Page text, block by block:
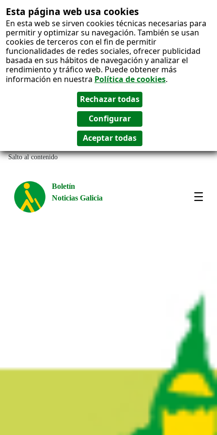
Esta página web usa cookies
En esta web se sirven cookies técnicas necesarias para
permitir y optimizar su navegación. También se usan
cookies de terceros con el fin de permitir
funcionalidades de redes sociales, ofrecer publicidad
basada en sus hábitos de navegación y analizar el
rendimiento y tráfico web. Puede obtener más
información en nuestra Política de cookies.
Salto al contenido
Boletín
Noticias Galicia